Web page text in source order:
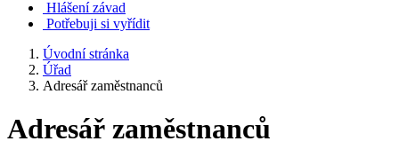
Hlášení závad
Potřebuji si vyřídit
Úvodní stránka
Úřad
Adresář zaměstnanců
Adresář zaměstnanců